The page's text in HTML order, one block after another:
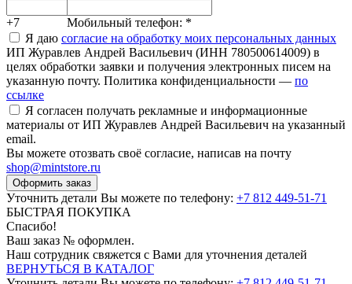
+7 Мобильный телефон: *
Я даю согласие на обработку моих персональных данных
ИП Журавлев Андрей Васильевич (ИНН 780500614009) в
целях обработки заявки и получения электронных писем на
указанную почту. Политика конфиденциальности — по
ссылке
Я согласен получать рекламные и информационные
материалы от ИП Журавлев Андрей Васильевич на указанный
email.
Вы можете отозвать своё согласие, написав на почту
shop@mintstore.ru
Оформить заказ
Уточнить детали Вы можете по телефону: +7 812 449-51-71
БЫСТРАЯ ПОКУПКА
Спасибо!
Ваш заказ № оформлен.
Наш сотрудник свяжется с Вами для уточнения деталей
ВЕРНУТЬСЯ В КАТАЛОГ